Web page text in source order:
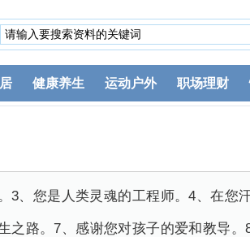
健康养生 运动户外 职场理财
、您是人类灵魂的工程师。4、在您
之路。7、感谢您对孩子的爱和教导